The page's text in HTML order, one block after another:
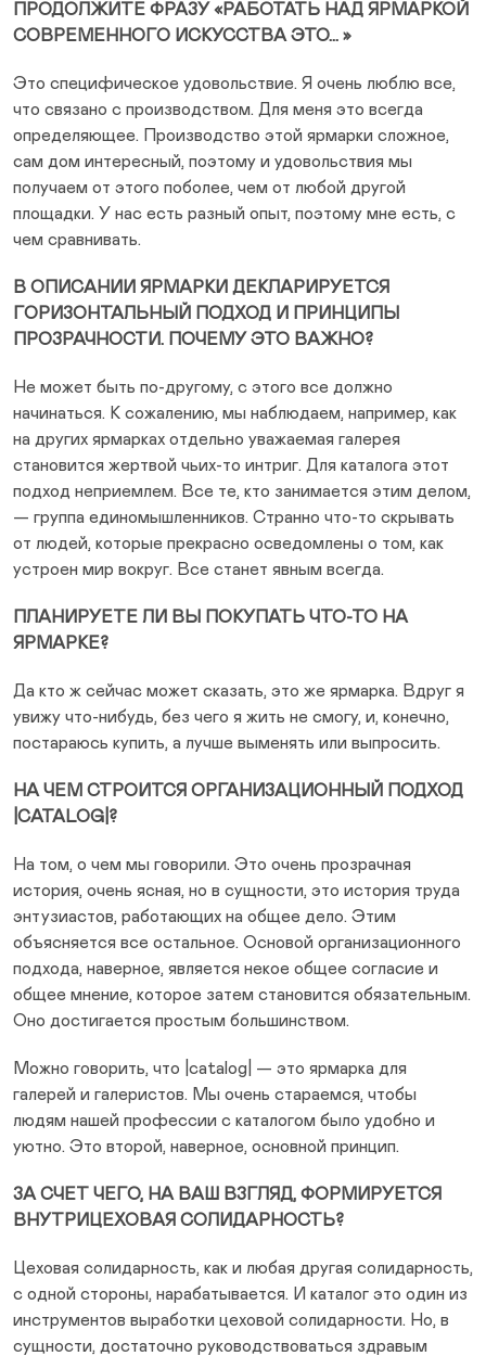
ПРОДОЛЖИТЕ ФРАЗУ «РАБОТАТЬ НАД ЯРМАРКОЙ
СОВРЕМЕННОГО ИСКУССТВА ЭТО… »
Это специфическое удовольствие. Я очень люблю все,
что связано с производством. Для меня это всегда
определяющее. Производство этой ярмарки сложное,
сам дом интересный, поэтому и удовольствия мы
получаем от этого поболее, чем от любой другой
площадки. У нас есть разный опыт, поэтому мне есть, с
чем сравнивать.
В ОПИСАНИИ ЯРМАРКИ ДЕКЛАРИРУЕТСЯ
ГОРИЗОНТАЛЬНЫЙ ПОДХОД И ПРИНЦИПЫ
ПРОЗРАЧНОСТИ. ПОЧЕМУ ЭТО ВАЖНО?
Не может быть по-другому, с этого все должно
начинаться. К сожалению, мы наблюдаем, например, как
на других ярмарках отдельно уважаемая галерея
становится жертвой чьих-то интриг. Для каталога этот
подход неприемлем. Все те, кто занимается этим делом,
— группа единомышленников. Странно что-то скрывать
от людей, которые прекрасно осведомлены о том, как
устроен мир вокруг. Все станет явным всегда.
ПЛАНИРУЕТЕ ЛИ ВЫ ПОКУПАТЬ ЧТО-ТО НА
ЯРМАРКЕ?
Да кто ж сейчас может сказать, это же ярмарка. Вдруг я
увижу что-нибудь, без чего я жить не смогу, и, конечно,
постараюсь купить, а лучше выменять или выпросить.
НА ЧЕМ СТРОИТСЯ ОРГАНИЗАЦИОННЫЙ ПОДХОД
|CATALOG|?
На том, о чем мы говорили. Это очень прозрачная
история, очень ясная, но в сущности, это история труда
энтузиастов, работающих на общее дело. Этим
объясняется все остальное. Основой организационного
подхода, наверное, является некое общее согласие и
общее мнение, которое затем становится обязательным.
Оно достигается простым большинством.
Можно говорить, что |catalog| — это ярмарка для
галерей и галеристов. Мы очень стараемся, чтобы
людям нашей профессии с каталогом было удобно и
уютно. Это второй, наверное, основной принцип.
ЗА СЧЕТ ЧЕГО, НА ВАШ ВЗГЛЯД, ФОРМИРУЕТСЯ
ВНУТРИЦЕХОВАЯ СОЛИДАРНОСТЬ?
Цеховая солидарность, как и любая другая солидарность,
с одной стороны, нарабатывается. И каталог это один из
инструментов выработки цеховой солидарности. Но, в
сущности, достаточно руководствоваться здравым